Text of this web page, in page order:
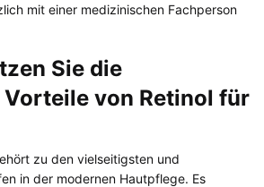
mit einer medizinischen Fachperson
Sie die
von Retinol für
zu den vielseitigsten und
in der modernen Hautpflege. Es